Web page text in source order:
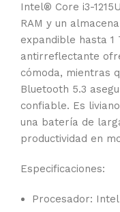
Intel® Core i3-
RAM y un
expandible hasta 1
antirreflectante
cómoda, mientras
Bluetooth 5.3
confiable. Es
una batería de
productividad en
Especificaciones:
Procesador: Intel